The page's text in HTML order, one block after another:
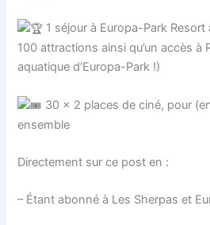
1 séjour à Europa-Park
100 attractions ainsi qu’un accès à
aquatique d’Europa-Park !)
30 × 2 places de ciné, pour
ensemble
Directement sur ce post en :
– Étant abonné à Les Sherpas et